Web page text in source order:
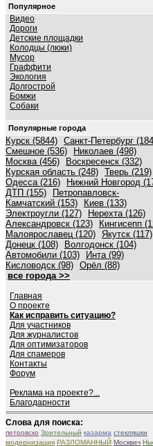
Популярное
Видео
Дороги
Детские площадки
Колодцы (люки)
Мусор
Граффити
Экология
Долгострой
Бомжи
Собаки
Популярные города
Курск (5844) Санкт-Петербург
Смешное (536)
Николаев (498)
Москва (456)
Воскресенск (332)
Курская область (248) Тверь (219)
Одесса (216)
Нижний Новгород
ДТП (155)
Петропавловск-
Камчатский (153)
Киев (133)
Электроугли (127)
Нерехта (126)
Александровск (123)
Кингисепп
Малоярославец (120) Якутск (117)
Донецк (108)
Волгодонск (104)
Автомобили (103)
Инта (99)
Кисловодск (98) Орёл (88)
все города >>
Главная
О проекте
Как исправить ситуацию?
Для участников
Для журналистов
Для оптимизаторов
Для спамеров
Контакты
Форум
Реклама на проекте?...
Благодарности
Слова для поиска:
петровско Зрительный казарма стекляшки
модернизация РАЗЛОМАННЫЙ Москвич